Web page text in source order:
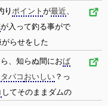
りポイント が最近、
が入って釣る事がで
らせをした
、知らぬ間におば
タバコ おいしい ？っ
してそのままダムの